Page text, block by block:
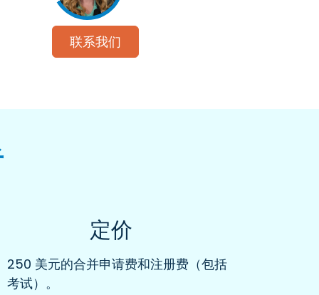
联系我们
定价
250 美元的合并申请费和注册费（包括
考试）。